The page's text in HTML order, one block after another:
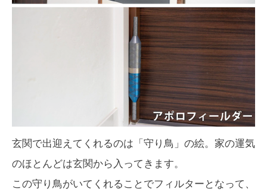
玄関で出迎えてくれるのは「守り鳥」の絵。家の運気
のほとんどは玄関から入ってきます。
この守り鳥がいてくれることでフィルターとなって、